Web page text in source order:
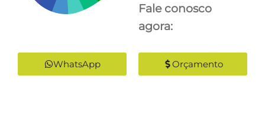
Fale conosco
agora:
WhatsApp Orçamento